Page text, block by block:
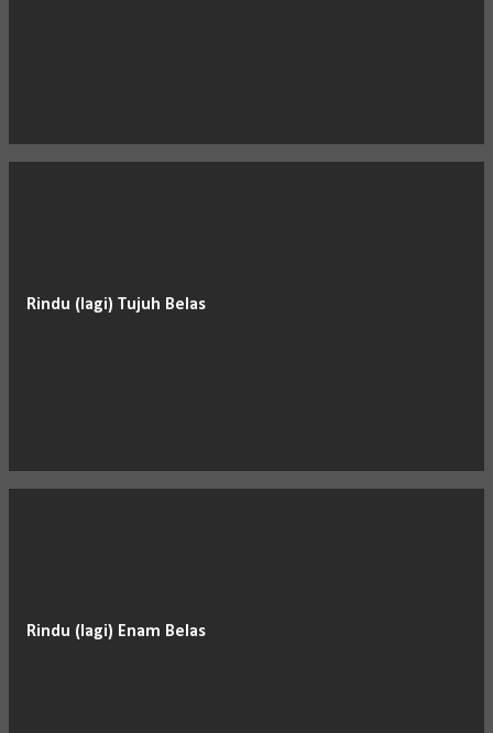
Rindu (lagi) Tujuh Belas
Rindu (lagi) Enam Belas